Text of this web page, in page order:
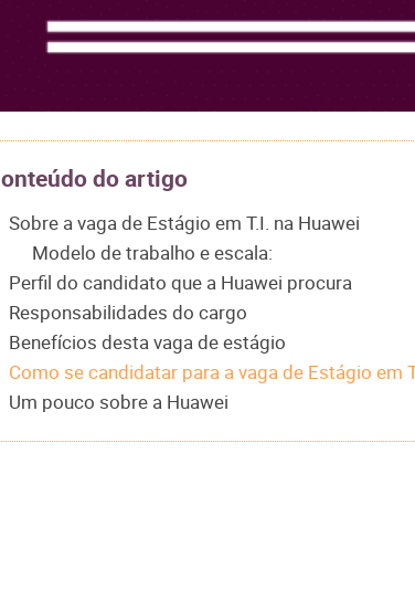
do artigo
Sobre a vaga de Estágio em T.I. na Huawei
Modelo de trabalho e escala:
Perfil do candidato que a Huawei procura
Responsabilidades do cargo
Benefícios desta vaga de estágio
Como se candidatar para a vaga de Estágio em
Um pouco sobre a Huawei